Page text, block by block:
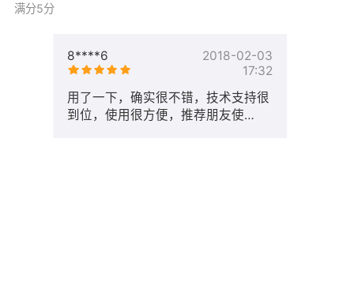
满分5分
8****6
2018-02-03
17:32
用了一下，确实很不错，技术支持很
到位，使用很方便，推荐朋友使